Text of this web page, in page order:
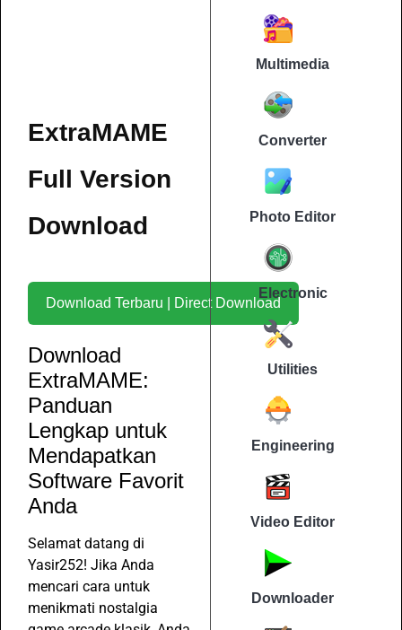
ExtraMAME
Full Version
Download
Download Terbaru | Direct Download
Download
ExtraMAME:
Panduan
Lengkap untuk
Mendapatkan
Software Favorit
Anda
Selamat datang di
Yasir252! Jika Anda
mencari cara untuk
menikmati nostalgia
Multimedia
Converter
Photo Editor
Electronic
Utilities
Engineering
Video Editor
Downloader